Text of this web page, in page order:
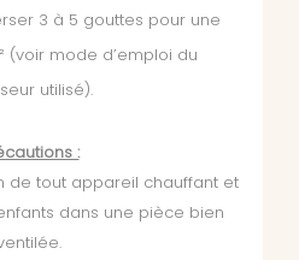
3 à 5 gouttes pour une
(voir mode d’emploi du
utilisé).
:
de tout appareil chauffant et
dans une pièce bien